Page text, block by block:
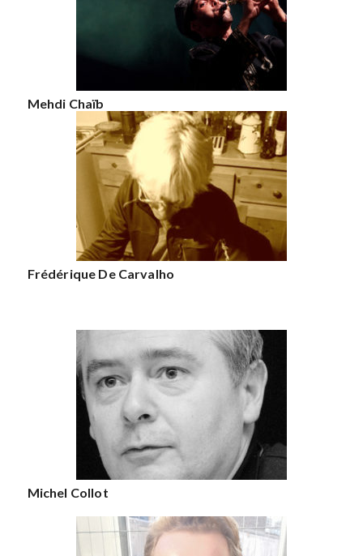
Mehdi Chaïb
Frédérique De Carvalho
Michel Collot